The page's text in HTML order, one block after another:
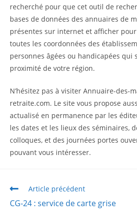
recherché pour que cet outil de
bases de données des annuaires de
présentes sur internet et afficher
toutes les coordonnées des
personnes âgées ou handicapées qui
proximité de votre région.
N’hésitez pas à visiter Annuaire-des-
retraite.com. Le site vous propose
actualisé en permanence par les
les dates et les lieux des séminaires,
colloques, et des journées portes
pouvant vous intéresser.
Article précédent
CG-24 : service de carte grise